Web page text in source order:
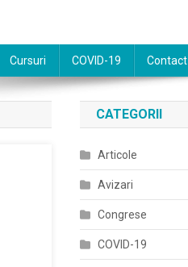
Cursuri COVID-19 Contact
CATEGORII
Articole
Avizari
Congrese
COVID-19